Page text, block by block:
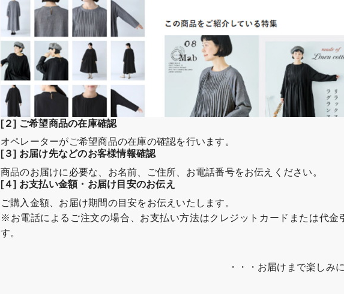
[２] ご希望商品の在庫確認
オペレーターがご希望商品の在庫の確認を行います。
[３] お届け先などのお客様情報確認
商品のお届けに必要な、お名前、ご住所、お電話番号をお伝えください。
[４] お支払い金額・お届け目安のお伝え
ご購入金額、お届け期間の目安をお伝えいたします。
※お電話によるご注文の場合、お支払い方法はクレジットカードまたは代金
す。
・・・お届けまで楽しみ